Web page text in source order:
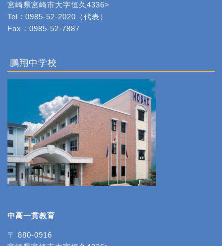
宮崎県宮崎市大字恒久4336>
Tel : 0985-52-2020（代表）
Fax：0985-52-7887
鵬翔中学校
中高一貫教育
〒 880-0916